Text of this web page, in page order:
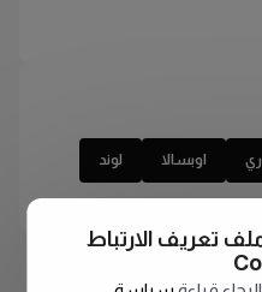
اوبسالا لوند
تعريف الارتباط